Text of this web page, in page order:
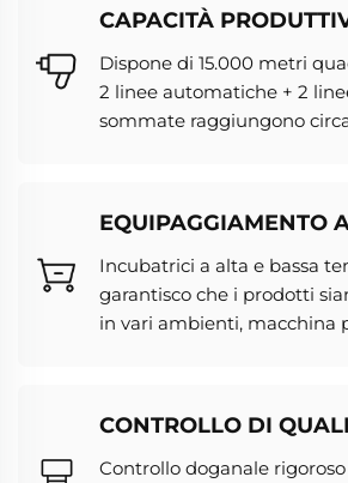
CAPACITÀ
Dispone di 15.000 metri
2 linee automatiche + 2
sommate raggiungono
EQUIPAGGIAMENTO
Incubatrici a alta e bassa
garantisco che i prodotti
in vari ambienti, macchina
CONTROLLO DI
Controllo doganale